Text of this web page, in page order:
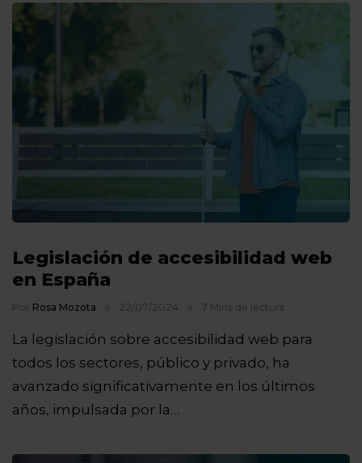
Legislación de accesibilidad web
en España
Por Rosa Mozota 22/07/2024 7 Mins de lectura
La legislación sobre accesibilidad web para
todos los sectores, público y privado, ha
avanzado significativamente en los últimos
años, impulsada por la…